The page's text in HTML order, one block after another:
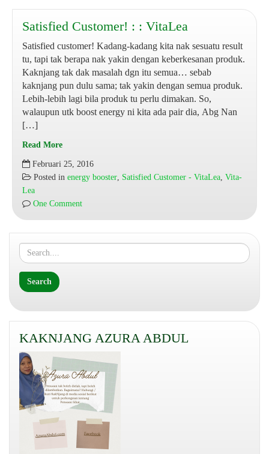
Satisfied Customer! : : VitaLea
Satisfied customer! Kadang-kadang kita nak sesuatu result
tu, tapi tak berapa nak yakin dengan keberkesanan produk.
Kaknjang tak dak masalah dgn itu semua… sebab
kaknjang pun dulu sama; tak yakin dengan semua produk.
Lebih-lebih lagi bila produk tu perlu dimakan. So,
walaupun utk boost energy ni kita ada pair dia, Abg Nan
[…]
Read More
Customer!
:
:
VitaLea
Februari 25, 2016
Posted in energy booster Satisfied Customer - VitaLea Vita-
Lea
One Comment
KAKNJANG AZURA ABDUL